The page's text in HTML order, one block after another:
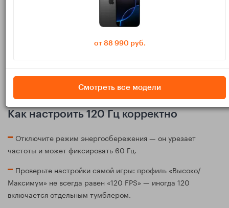
Все три рассматриваемые модели Pro поддерживают
любой игре: ограничение может быть в самом приложении
бюджете. По теме экрана и технологий подсветки будет
полезно почитать
Как настроить 120 Гц корректно
Отключите режим энергосбережения — он урезает
частоты и может фиксировать 60 Гц.
Проверьте настройки самой игры: профиль «Высоко/
Максимум» не всегда равен «120 FPS» — иногда 120
включается отдельным тумблером.
от 88 990 руб.
Смотреть все модели